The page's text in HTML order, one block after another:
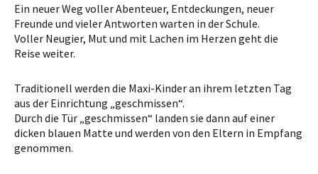
Ein neuer Weg voller Abenteuer, Entdeckungen, neuer
Freunde und vieler Antworten warten in der Schule.
Voller Neugier, Mut und mit Lachen im Herzen geht die
Reise weiter.
Traditionell werden die Maxi-Kinder an ihrem letzten Tag
aus der Einrichtung „geschmissen“.
Durch die Tür „geschmissen“ landen sie dann auf einer
dicken blauen Matte und werden von den Eltern in Empfang
genommen.